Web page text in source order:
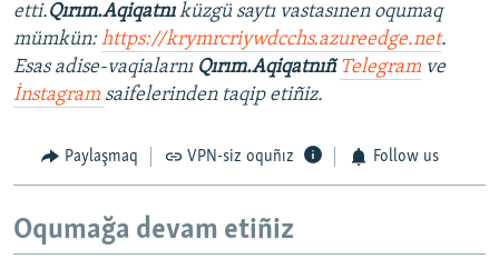
etti.Qırım.Aqiqatnıküzgü saytı vastasınen oqumaq
mümkün:https://krymrcriywdcchs.azureedge.net.
Esas adise-vaqialarnı Qırım.Aqiqatnıñ Telegram ve
İnstagram saifelerinden taqip etiñiz.
Paylaşmaq VPN-siz oquñız Follow us
Oqumağa devam etiñiz